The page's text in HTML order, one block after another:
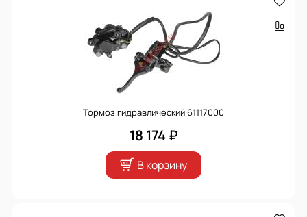
Тормоз гидравлический 61117000
18 174 ₽
В корзину